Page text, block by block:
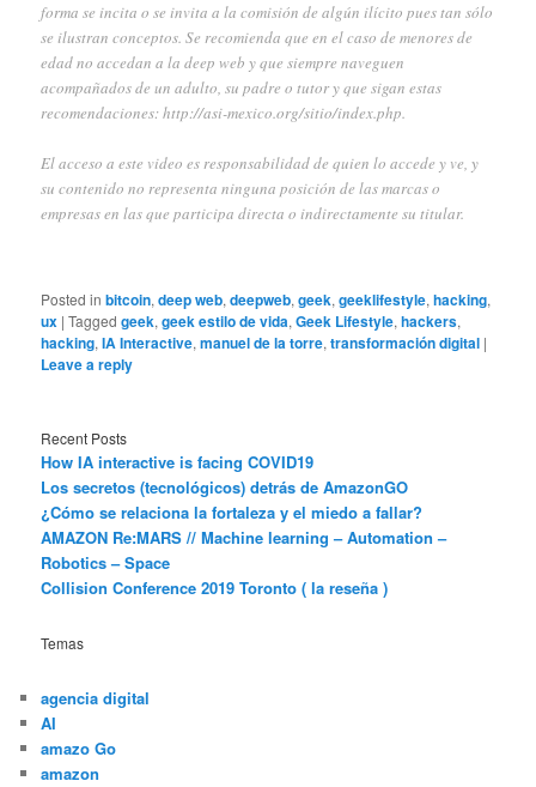
forma se incita o se invita a la comisión de algún ilícito pues tan sólo
se ilustran conceptos. Se recomienda que en el caso de menores de
edad no accedan a la deep web y que siempre naveguen
acompañados de un adulto, su padre o tutor y que sigan estas
recomendaciones:http://asi-mexico.org/sitio/index.php.
El acceso a este video es responsabilidad de quien lo accede y ve, y
su contenido no representa ninguna posición de las marcas o
empresas en las que participa directa o indirectamente su titular.
Posted in bitcoin,deep web,deepweb,geek,geeklifestyle,hacking,
ux |Tagged geek,geek estilo de vida,Geek Lifestyle,hackers,
hacking,IA Interactive,manuel de la torre,transformación digital |
Leave a reply
Recent Posts
How IA interactive is facing COVID19
Los secretos (tecnológicos) detrás de AmazonGO
¿Cómo se relaciona la fortaleza y el miedo a fallar?
AMAZON Re:MARS // Machine learning – Automation –
Robotics – Space
Collision Conference 2019 Toronto ( la reseña )
Temas
agencia digital
AI
amazo Go
amazon